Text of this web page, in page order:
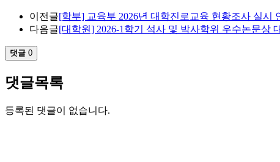
이전글[학부] 교육부 2026년 대학진로교육 현황조사 실시
다음글[대학원] 2026-1학기 석사 및 박사학위 우수논문상
댓글 0
댓글목록
등록된 댓글이 없습니다.